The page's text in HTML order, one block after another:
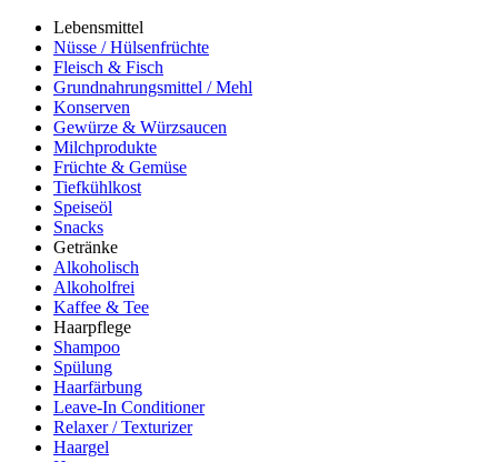
Lebensmittel
Nüsse / Hülsenfrüchte
Fleisch & Fisch
Grundnahrungsmittel / Mehl
Konserven
Gewürze & Würzsaucen
Milchprodukte
Früchte & Gemüse
Tiefkühlkost
Speiseöl
Snacks
Getränke
Alkoholisch
Alkoholfrei
Kaffee & Tee
Haarpflege
Shampoo
Spülung
Haarfärbung
Leave-In Conditioner
Relaxer / Texturizer
Haargel